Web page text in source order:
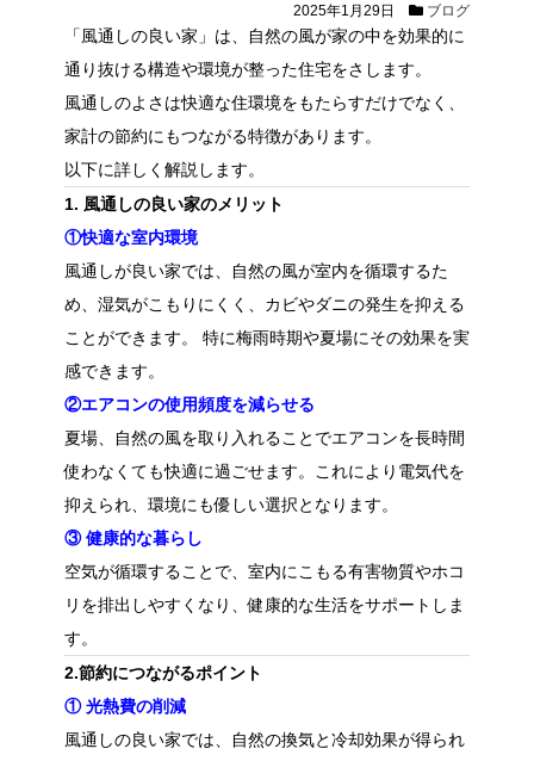
2025年1月29日 ブログ
「風通しの良い家」は、自然の風が家の中を効果的に
通り抜ける構造や環境が整った住宅をさします。
風通しのよさは快適な住環境をもたらすだけでなく、
家計の節約にもつながる特徴があります。
以下に詳しく解説します。
1. 風通しの良い家のメリット
①快適な室内環境
風通しが良い家では、自然の風が室内を循環するた
め、湿気がこもりにくく、カビやダニの発生を抑える
ことができます。 特に梅雨時期や夏場にその効果を実
感できます。
②エアコンの使用頻度を減らせる
夏場、自然の風を取り入れることでエアコンを長時間
使わなくても快適に過ごせます。これにより電気代を
抑えられ、環境にも優しい選択となります。
③ 健康的な暮らし
空気が循環することで、室内にこもる有害物質やホコ
リを排出しやすくなり、健康的な生活をサポートしま
す。
2.節約につながるポイント
① 光熱費の削減
風通しの良い家では、自然の換気と冷却効果が得られ